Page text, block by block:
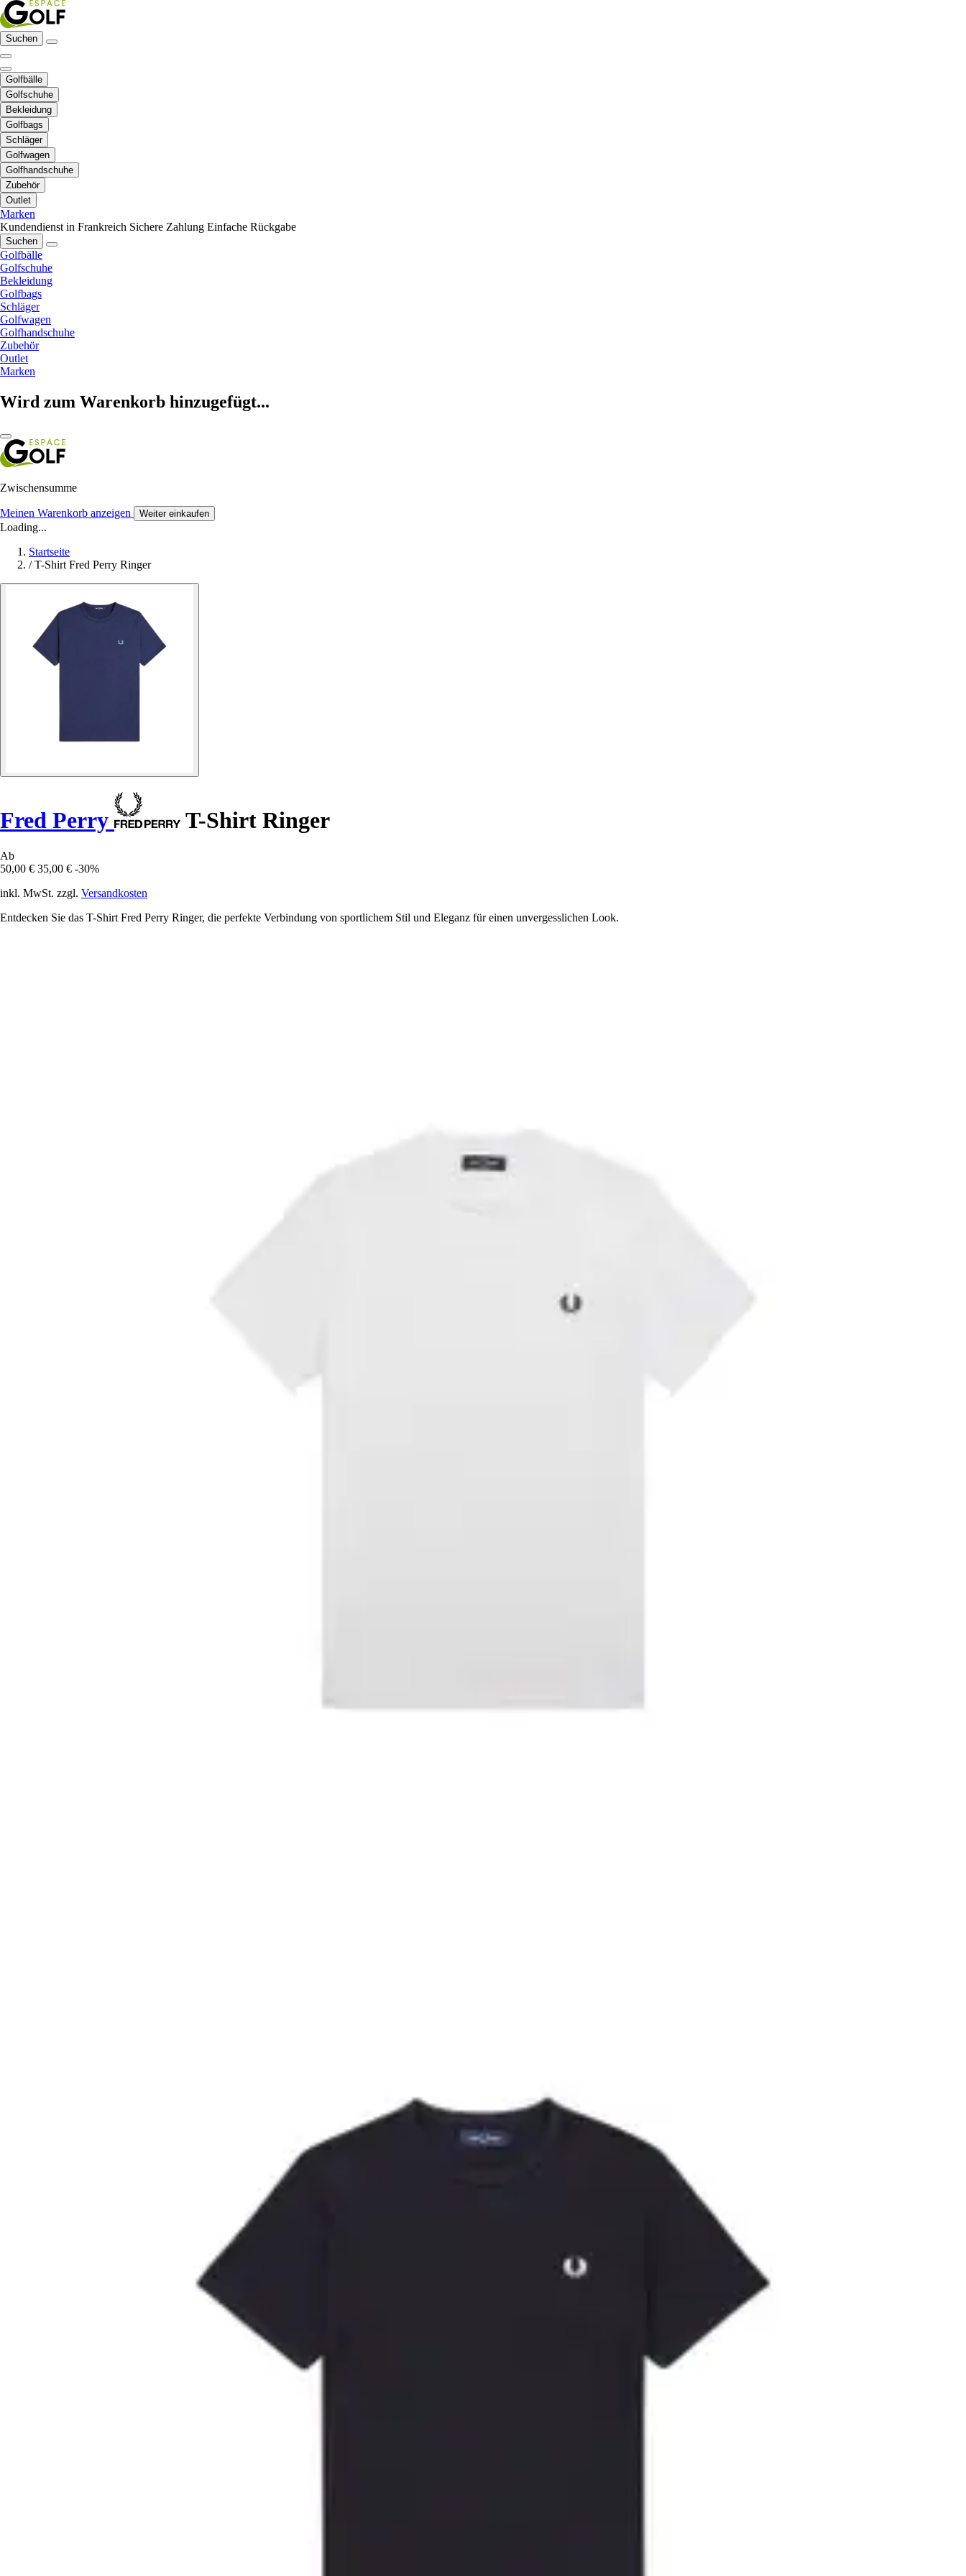
Suchen
Golfbälle
Golfschuhe
Bekleidung
Golfbags
Schläger
Golfwagen
Golfhandschuhe
Zubehör
Outlet
Marken
Kundendienst in Frankreich Sichere Zahlung Einfache Rückgabe
Suchen
Golfbälle
Golfschuhe
Bekleidung
Golfbags
Schläger
Golfwagen
Golfhandschuhe
Zubehör
Outlet
Marken
Wird zum Warenkorb hinzugefügt...
Zwischensumme
Meinen Warenkorb anzeigen Weiter einkaufen
Loading...
Startseite
/ T-Shirt Fred Perry Ringer
Fred Perry T-Shirt Ringer
Ab
50,00 € 35,00 € -30%
inkl. MwSt. zzgl. Versandkosten
Entdecken Sie das T-Shirt Fred Perry Ringer, die perfekte Verbindung von sportlichem Stil und Eleganz für einen unvergesslichen Look.